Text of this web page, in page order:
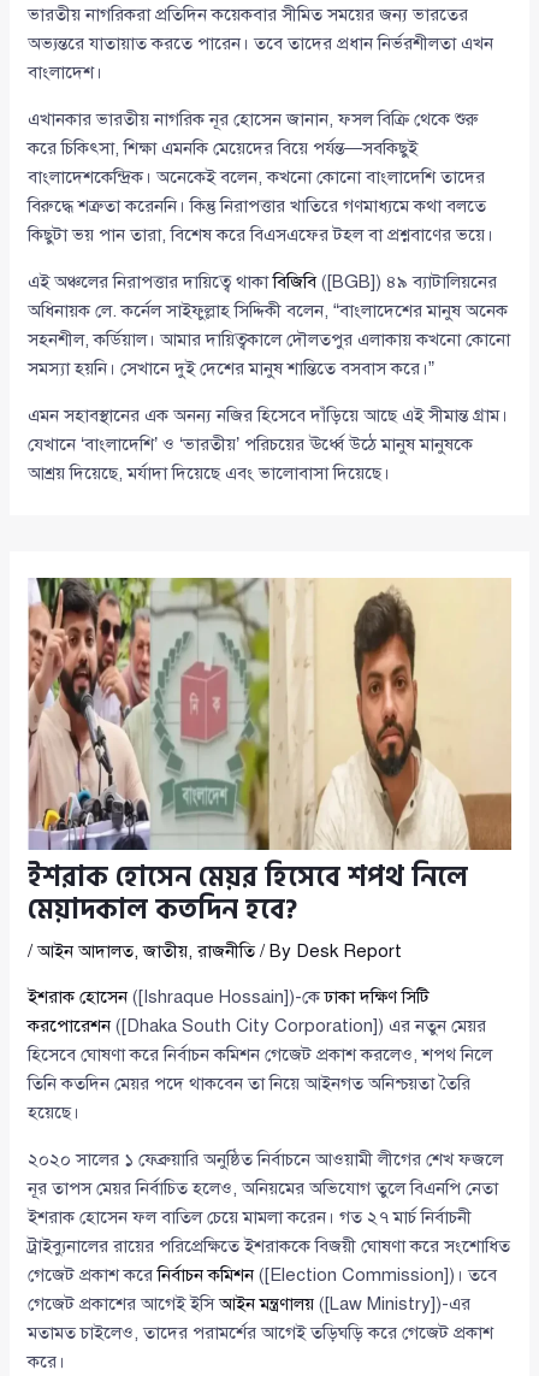
ভারতীয় নাগরিকরা প্রতিদিন কয়েকবার সীমিত সময়ের জন্য ভারতের
অভ্যন্তরে যাতায়াত করতে পারেন। তবে তাদের প্রধান নির্ভরশীলতা এখন
বাংলাদেশ।
এখানকার ভারতীয় নাগরিক নূর হোসেন জানান, ফসল বিক্রি থেকে শুরু
করে চিকিৎসা, শিক্ষা এমনকি মেয়েদের বিয়ে পর্যন্ত—সবকিছুই
বাংলাদেশকেন্দ্রিক। অনেকেই বলেন, কখনো কোনো বাংলাদেশি তাদের
বিরুদ্ধে শত্রুতা করেননি। কিন্তু নিরাপত্তার খাতিরে গণমাধ্যমে কথা বলতে
কিছুটা ভয় পান তারা, বিশেষ করে বিএসএফের টহল বা প্রশ্নবাণের ভয়ে।
এই অঞ্চলের নিরাপত্তার দায়িত্বে থাকাবিজিবি([BGB]) ৪৯ ব্যাটালিয়নের
অধিনায়ক লে. কর্নেল সাইফুল্লাহ সিদ্দিকী বলেন, “বাংলাদেশের মানুষ অনেক
সহনশীল, কর্ডিয়াল। আমার দায়িত্বকালে দৌলতপুর এলাকায় কখনো কোনো
সমস্যা হয়নি। সেখানে দুই দেশের মানুষ শান্তিতে বসবাস করে।”
এমন সহাবস্থানের এক অনন্য নজির হিসেবে দাঁড়িয়ে আছে এই সীমান্ত গ্রাম।
যেখানে ‘বাংলাদেশি’ ও ‘ভারতীয়’ পরিচয়ের ঊর্ধ্বে উঠে মানুষ মানুষকে
আশ্রয় দিয়েছে, মর্যাদা দিয়েছে এবং ভালোবাসা দিয়েছে।
ইশরাক হোসেন মেয়র হিসেবে শপথ নিলে
মেয়াদকাল কতদিন হবে?
/আইন আদালত,জাতীয়,রাজনীতি/ By Desk Report
ইশরাক হোসেন([Ishraque Hossain])-কেঢাকা দক্ষিণ সিটি
করপোরেশন([Dhaka South City Corporation]) এর নতুন মেয়র
হিসেবে ঘোষণা করে নির্বাচন কমিশন গেজেট প্রকাশ করলেও, শপথ নিলে
তিনি কতদিন মেয়র পদে থাকবেন তা নিয়ে আইনগত অনিশ্চয়তা তৈরি
হয়েছে।
২০২০ সালের ১ ফেব্রুয়ারি অনুষ্ঠিত নির্বাচনে আওয়ামী লীগের শেখ ফজলে
নূর তাপস মেয়র নির্বাচিত হলেও, অনিয়মের অভিযোগ তুলে বিএনপি নেতা
ইশরাক হোসেন ফল বাতিল চেয়ে মামলা করেন। গত ২৭ মার্চ নির্বাচনী
ট্রাইব্যুনালের রায়ের পরিপ্রেক্ষিতে ইশরাককে বিজয়ী ঘোষণা করে সংশোধিত
গেজেট প্রকাশ করেনির্বাচন কমিশন([Election Commission])। তবে
গেজেট প্রকাশের আগেই ইসিআইন মন্ত্রণালয় ([Law Ministry])-এর
মতামত চাইলেও, তাদের পরামর্শের আগেই তড়িঘড়ি করে গেজেট প্রকাশ
করে।